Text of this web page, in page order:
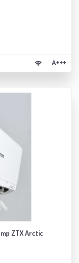
A+++
ZTX Arctic